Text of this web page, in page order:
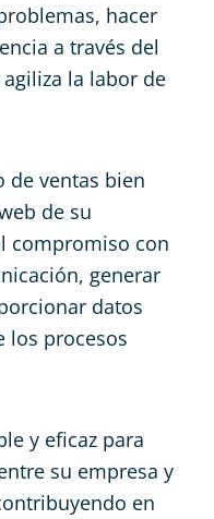
hacer
a través del
la labor de
de ventas bien
de su
compromiso con
generar
datos
los procesos
y eficaz para
su empresa y
en